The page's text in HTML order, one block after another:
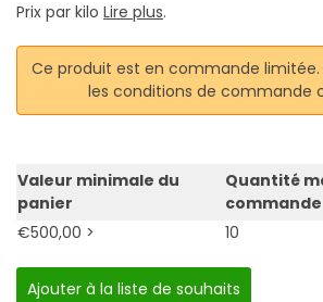
Prix par kilo Lire plus.
Ce produit est en commande limitée.
les conditions de commande
Valeur minimale du
panier
Quantité
commande
€500,00 >
10
Ajouter à la liste de souhaits